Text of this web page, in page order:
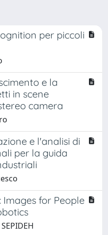
per piccoli
e la
in scene
camera
e l'analisi di
per la guida
for People